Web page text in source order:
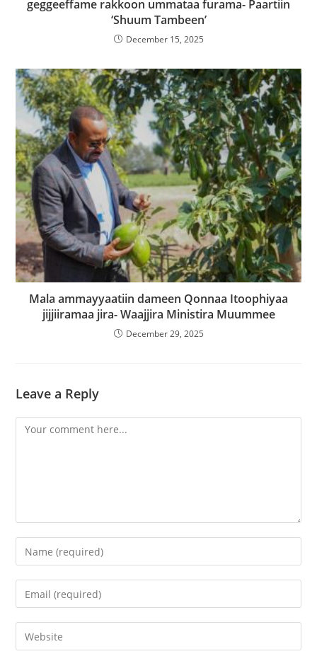
geggeeffame rakkoon ummataa furama- Paartiin
‘Shuum Tambeen’
December 15, 2025
Mala ammayyaatiin dameen Qonnaa Itoophiyaa
jijjiiramaa jira- Waajjira Ministira Muummee
December 29, 2025
Leave a Reply